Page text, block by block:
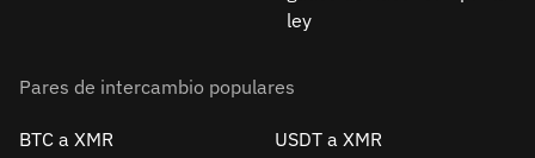
ley
Pares de intercambio populares
BTC a XMR
USDT a XMR